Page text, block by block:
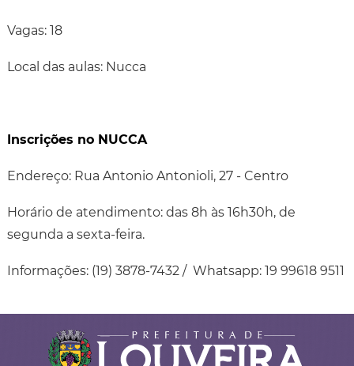
Vagas: 18
Local das aulas: Nucca
Inscrições no NUCCA
Endereço: Rua Antonio Antonioli, 27 - Centro
Horário de atendimento: das 8h às 16h30h, de
segunda a sexta-feira.
Informações: (19) 3878-7432 / Whatsapp: 19 99618 9511